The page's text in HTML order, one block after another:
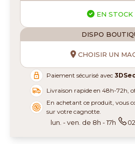
EN STOCK
DISPO
CHOISIR UN
Paiement sécurisé avec
Livraison rapide en 48h-72h,
En achetant ce produit, vous
sur votre cagnotte.
lun. - ven. de 8h - 17h